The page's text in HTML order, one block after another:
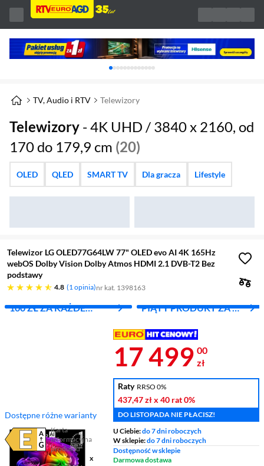
Karuzela z banerami, aktualny element 1 z
TV, Audio i RTV Telewizory
Telewizory - 4K UHD / 3840 x 2160, od
170 do 179,9 cm (20)
OLED QLED SMART TV Dla gracza Lifestyle
Telewizor LG OLED77G64LW 77" OLED evo AI 4K 165Hz
webOS Dolby Vision Dolby Atmos HDMI 2.1 DVB-T2 Bez
podstawy
4.8
4.8 gwiazdek 1 opinia nr kat. 1398163
100 ZŁ ZA KAŻDE
PIĄTY PRODUKT ZA 1
Dostępne różne warianty
Karta
informacyjna
produktu
Plik w formacie pdf
(otworzy się w nowym oknie)
Ekran 77 ", 4K UHD / 3840 x
Cena 17 499
17 499 00
zł
Raty RRSO 0%
437,47 złx 40 rat0%
DO LISTOPADA NIE PŁACISZ!
U Ciebie:do 7 dni roboczych
W sklepie:do 7 dni roboczych
Dostępność w sklepie
Darmowa dostawa